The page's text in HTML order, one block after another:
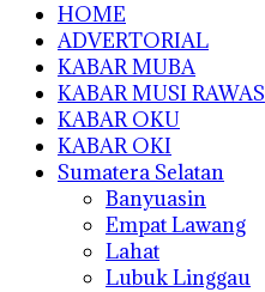
HOME
ADVERTORIAL
KABAR MUBA
KABAR MUSI RAWAS
KABAR OKU
KABAR OKI
Sumatera Selatan
Banyuasin
Empat Lawang
Lahat
Lubuk Linggau